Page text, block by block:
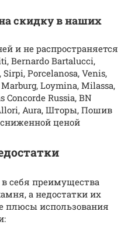
скидку в наших
и не распространяется
Bernardo Bartalucci,
Sirpi, Porcelanosa, Venis,
Loymina, Milassa,
Concorde Russia, BN
Aura, Шторы, Пошив
ценой
себя преимущества
а недостатки их
плюсы использования